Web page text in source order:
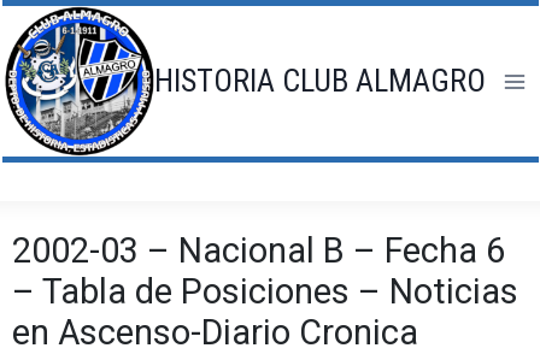
Saltar
al
contenido
HISTORIA CLUB ALMAGRO
2002-03 – Nacional B – Fecha 6
– Tabla de Posiciones – Noticias
en Ascenso-Diario Cronica